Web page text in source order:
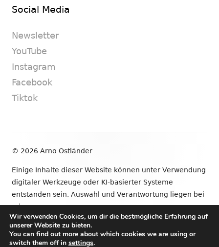
Social Media
Newsletter
YouTube
Instagram
Facebook
Tiktok
© 2026 Arno Ostländer
Einige Inhalte dieser Website können unter Verwendung
digitaler Werkzeuge oder KI-basierter Systeme
entstanden sein. Auswahl und Verantwortung liegen bei
mir.
•VerwendetTiny Framework
Wir verwenden Cookies, um dir die bestmögliche Erfahrung auf
unserer Website zu bieten.
You can find out more about which cookies we are using or
switch them off in settings.